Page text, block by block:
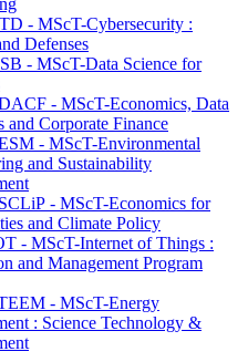
- MScT-Cybersecurity :
Defenses
- MScT-Data Science for
- MScT-Economics, Data
and Corporate Finance
- MScT-Environmental
and Sustainability
- MScT-Economics for
and Climate Policy
- MScT-Internet of Things :
and Management Program
- MScT-Energy
: Science Technology &